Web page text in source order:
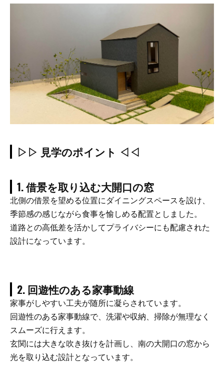
▷▷ 見学のポイント ◁◁
1. 借景を取り込む大開口の窓
北側の借景を望める位置にダイニングスペースを設け、
季節感の感じながら食事を愉しめる配置としました。
道路との高低差を活かしてプライバシーにも配慮された
設計になっています。
2. 回遊性のある家事動線
家事がしやすい工夫が随所に凝らされています。
回遊性のある家事動線で、洗濯や収納、掃除が無理なく
スムーズに行えます。
玄関には大きな吹き抜けを計画し、南の大開口の窓から
光を取り込む設計となっています。